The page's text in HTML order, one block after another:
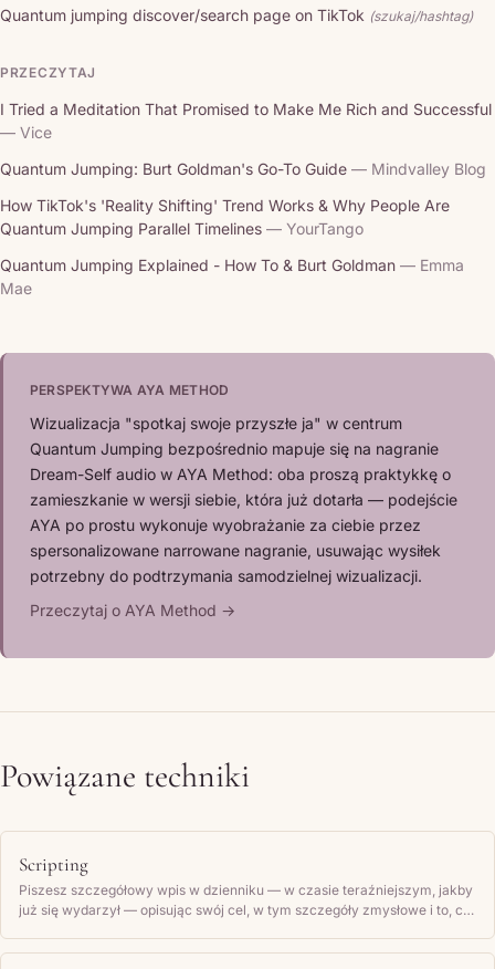
Quantum jumping discover/search page on TikTok (szukaj/hashtag)
PRZECZYTAJ
I Tried a Meditation That Promised to Make Me Rich and Successful
— Vice
Quantum Jumping: Burt Goldman's Go-To Guide — Mindvalley Blog
How TikTok's 'Reality Shifting' Trend Works & Why People Are
Quantum Jumping Parallel Timelines — YourTango
Quantum Jumping Explained - How To & Burt Goldman — Emma
Mae
PERSPEKTYWA AYA METHOD
Wizualizacja "spotkaj swoje przyszłe ja" w centrum
Quantum Jumping bezpośrednio mapuje się na nagranie
Dream-Self audio w AYA Method: oba proszą praktykkę o
zamieszkanie w wersji siebie, która już dotarła — podejście
AYA po prostu wykonuje wyobrażanie za ciebie przez
spersonalizowane narrowane nagranie, usuwając wysiłek
potrzebny do podtrzymania samodzielnej wizualizacji.
Przeczytaj o AYA Method →
Powiązane techniki
Scripting
Piszesz szczegółowy wpis w dzienniku — w czasie teraźniejszym, jakby
już się wydarzył — opisując swój cel, w tym szczegóły zmysłowe i to, co